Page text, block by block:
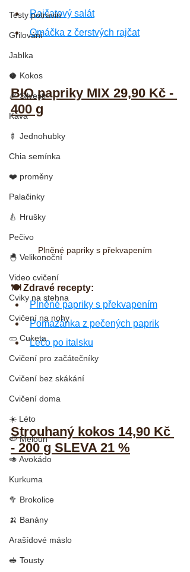
Testy potravin
Grilování
Jablka
🥥 Kokos
🎉 Silvestr
Káva
🍢 Jednohubky
Chia semínka
❤️ proměny
Palačinky
🍐 Hrušky
Pečivo
🐣 Velikonoční
Video cvičení
Cviky na stehna
Cvičení na nohy
🥒 Cuketa
Cvičení pro začátečníky
Cvičení bez skákání
Cvičení doma
☀️ Léto
🍉 Meloun
🥑 Avokádo
Kurkuma
🥦 Brokolice
🍌 Banány
Arašídové máslo
🥪 Tousty
Rajčatový salát
Omáčka z čerstvých rajčat
BIO papriky MIX 29,90 Kč -
400 g
Plněné papriky s překvapením
🍽 Zdravé recepty:
Plněné papriky s překvapením
Pomazánka z pečených paprik
Lečo po italsku
Strouhaný kokos 14,90 Kč
- 200 g SLEVA 21 %